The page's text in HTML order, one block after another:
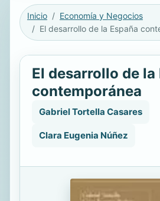
Inicio
Economía y Negocios
El desarrollo de la
contemporánea
Gabriel Tortella Casares
Clara Eugenia Núñez